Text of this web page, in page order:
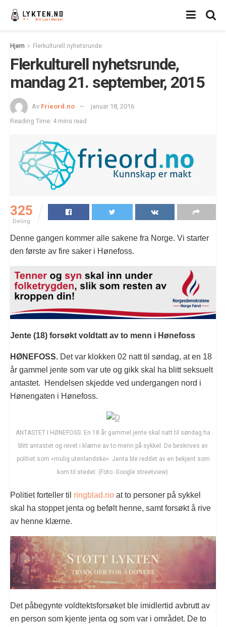
Hjem Flerkulturell nyhetsrunde
Flerkulturell nyhetsrunde,
mandag 21. september, 2015
Av Frieord.no
januar 18, 2016
Reading Time: 4 mins read
325
Deling
Denne gangen kommer alle sakene fra Norge. Vi starter
den første av fire saker i Hønefoss.
Jente (18) forsøkt voldtatt av to menn i Hønefoss
HØNEFOSS. Det var klokken 02 natt til søndag, at en 18
år gammel jente som var ute og gikk skal ha blitt seksuelt
antastet. Hendelsen skjedde ved undergangen nord i
Hønengaten i Hønefoss.
ANTASTET I HØNEFOSS: En 18 år gammel jente skal natt til søndag ha
blitt antastet og revet i klærne av to menn på sykkel. De beskrives av
politiet som «mulig utenlandske». Jenta ble reddet av en bekjent som
kom til stedet. (Foto: Google streetview).
Politiet forteller til ringblad.no at to personer på sykkel
skal ha stoppet jenta og befølt henne, samt forsøkt å rive
av henne klærne.
Det påbegynte voldtektsforsøket ble imidlertid avbrutt av
en person som kjente jenta og som var i området. De to